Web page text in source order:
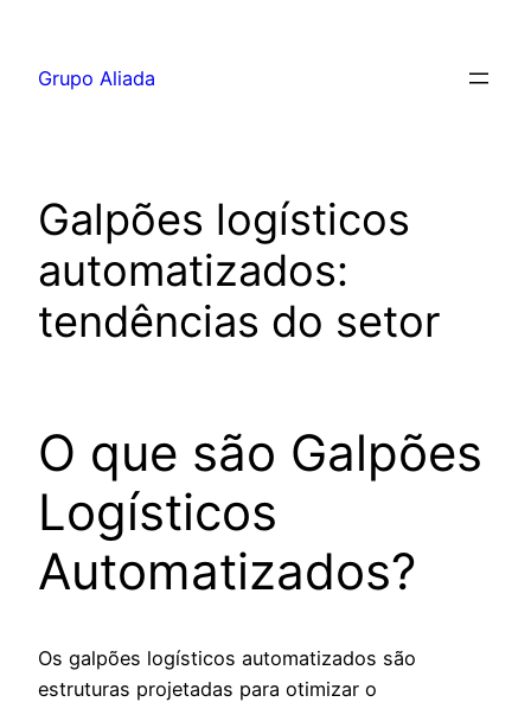
Grupo Aliada
Galpões logísticos
automatizados:
tendências do setor
O que são Galpões
Logísticos
Automatizados?
Os galpões logísticos automatizados são
estruturas projetadas para otimizar o